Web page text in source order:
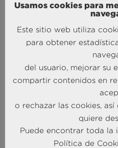
experiencias
MÁS NOTICIAS SOBRE:
EXPERIENCE
Usamos cookies para
Este sitio web utiliza
para obtener
del usuario, mejorar su
compartir contenidos en
o rechazar las cookies,
quiere
Puede encontrar toda la
Política de